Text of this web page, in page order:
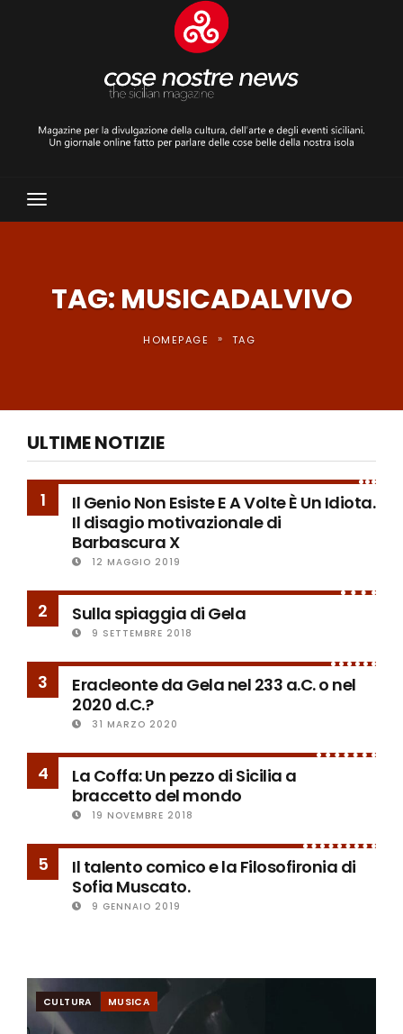
Toggle
Navigation
TAG: MUSICADALVIVO
HOMEPAGE » TAG
ULTIME NOTIZIE
1
Il Genio Non Esiste E A Volte È Un Idiota.
Il disagio motivazionale di
Barbascura X
12 MAGGIO 2019
2 Sulla spiaggia di Gela
9 SETTEMBRE 2018
3
Eracleonte da Gela nel 233 a.C. o nel
2020 d.C.?
31 MARZO 2020
4
La Coffa: Un pezzo di Sicilia a
braccetto del mondo
19 NOVEMBRE 2018
5
Il talento comico e la Filosofironia di
Sofia Muscato.
9 GENNAIO 2019
CULTURA MUSICA